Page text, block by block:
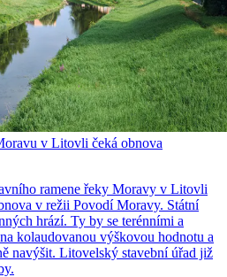
v Litovli čeká obnova
ramene řeky Moravy v Litovli
v režii Povodí Moravy. Státní
hrází. Ty by se terénními a
kolaudovanou výškovou hodnotu a
navýšit. Litovelský stavební úřad již